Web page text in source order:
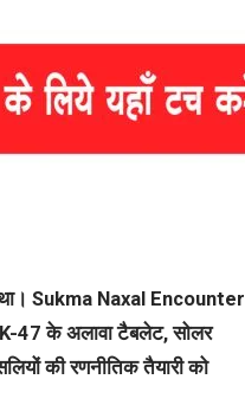
Sukma Naxal Encounter
47 के अलावा टैबलेट, सोलर
की रणनीतिक तैयारी को